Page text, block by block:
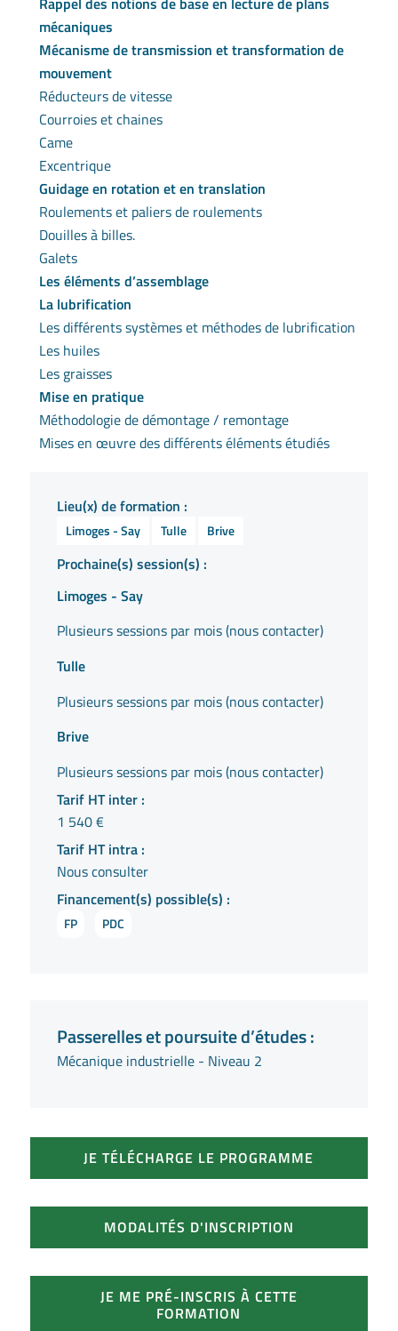
mécaniques
Mécanisme de transmission et transformation de
mouvement
Réducteurs de vitesse
Courroies et chaines
Came
Excentrique
Guidage en rotation et en translation
Roulements et paliers de roulements
Douilles à billes.
Galets
Les éléments d’assemblage
La lubrification
Les différents systèmes et méthodes de lubrification
Les huiles
Les graisses
Mise en pratique
Méthodologie de démontage / remontage
Mises en œuvre des différents éléments étudiés
Lieu(x) de formation :
Limoges - Say Tulle Brive
Prochaine(s) session(s) :
Limoges - Say
Plusieurs sessions par mois (nous contacter)
Tulle
Plusieurs sessions par mois (nous contacter)
Brive
Plusieurs sessions par mois (nous contacter)
Tarif HT inter :
1 540 €
Tarif HT intra :
Nous consulter
Financement(s) possible(s) :
FP PDC
Passerelles et poursuite d’études :
Mécanique industrielle - Niveau 2
JE TÉLÉCHARGE LE PROGRAMME
MODALITÉS D'INSCRIPTION
JE ME PRÉ-INSCRIS À CETTE
FORMATION